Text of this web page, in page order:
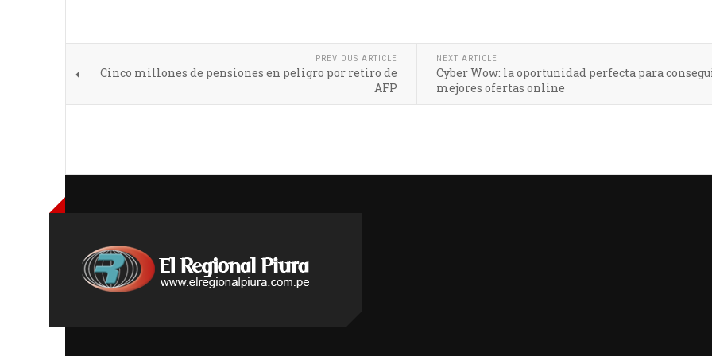
PREVIOUS ARTICLE
Cinco millones de pensiones en peligro por retiro de
AFP
NEXT ARTICLE
Cyber Wow: la oportunidad perfecta para
mejores ofertas online